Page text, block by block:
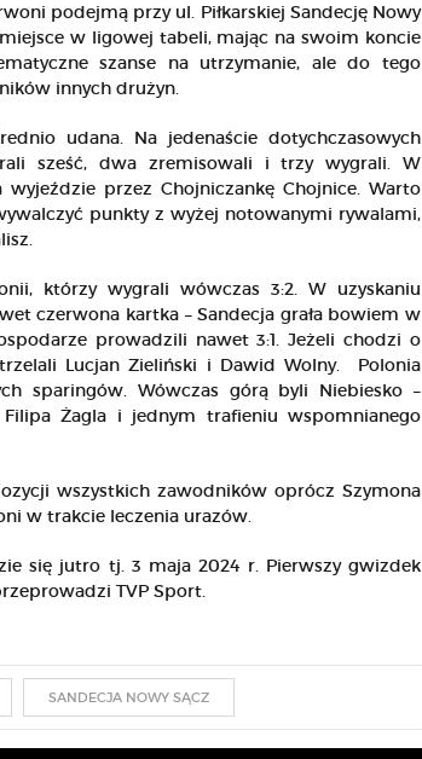
podejmą przy ul. Piłkarskiej Sandecję Nowy
w ligowej tabeli, mając na swoim koncie
szanse na utrzymanie, ale do tego
innych drużyn.
udana. Na jedenaście dotychczasowych
sześć, dwa zremisowali i trzy wygrali. W
przez Chojniczankę Chojnice. Warto
punkty z wyżej notowanymi rywalami,
którzy wygrali wówczas 3:2. W uzyskaniu
czerwona kartka – Sandecja grała bowiem w
prowadzili nawet 3:1. Jeżeli chodzi o
Lucjan Zieliński i Dawid Wolny. Polonia
sparingów. Wówczas górą byli Niebiesko –
Żagla i jednym trafieniu wspomnianego
wszystkich zawodników oprócz Szymona
w trakcie leczenia urazów.
się jutro tj. 3 maja 2024 r. Pierwszy gwizdek
TVP Sport.
SANDECJA NOWY SĄCZ